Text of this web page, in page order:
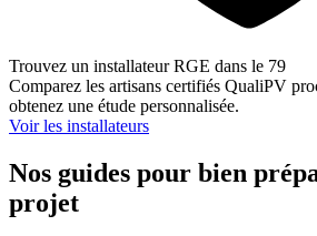
Trouvez un installateur RGE dans le 79
Comparez les artisans certifiés QualiPV
obtenez une étude personnalisée.
Voir les installateurs
Nos guides pour bien
projet